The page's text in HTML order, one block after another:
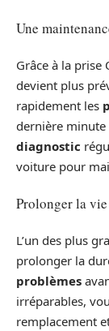
Une
Grâce à la prise
devient plus
rapidement les
dernière minute
diagnostic
voiture pour
Prolonger la
L’un des plus
prolonger la
problèmes
irréparables,
remplacement